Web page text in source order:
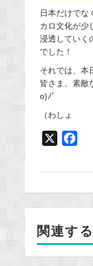
日本だけでな
カロ文化が少
浸透していく
でした！
それでは、本
皆さま、素敵
o)ﾉﾞ
（わしょ
o
k
関連す